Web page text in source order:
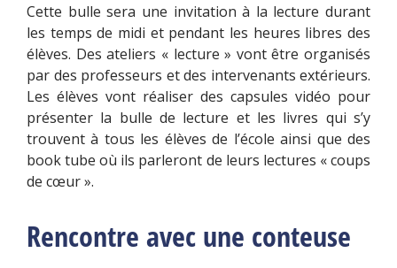
Cette bulle sera une invitation à la lecture durant
les temps de midi et pendant les heures libres des
élèves. Des ateliers « lecture » vont être organisés
par des professeurs et des intervenants extérieurs.
Les élèves vont réaliser des capsules vidéo pour
présenter la bulle de lecture et les livres qui s’y
trouvent à tous les élèves de l’école ainsi que des
book tube où ils parleront de leurs lectures « coups
de cœur ».
Rencontre avec une conteuse